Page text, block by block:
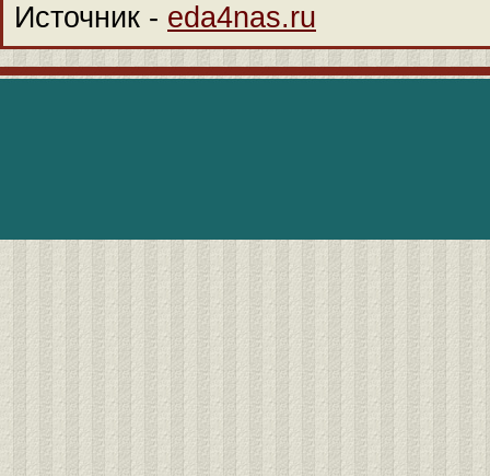
Источник - eda4nas.ru